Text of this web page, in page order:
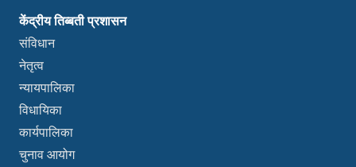
केंद्रीय तिब्बती प्रशासन
संविधान
नेतृत्व
न्यायपालिका
विधायिका
कार्यपालिका
चुनाव आयोग